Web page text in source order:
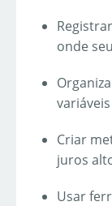
onde seu
Criar
juros
Usar